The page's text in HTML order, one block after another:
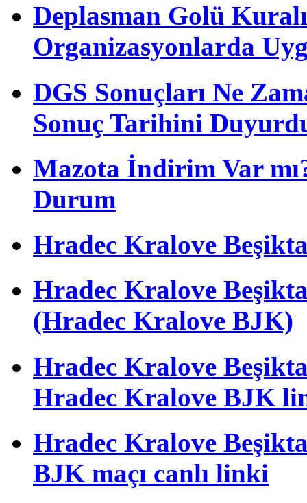
Deplasman Golü
Organizasyonlarda
DGS Sonuçları Ne
Sonuç Tarihini
Mazota İndirim Var
Durum
Hradec Kralove
Hradec Kralove
(Hradec Kralove BJK)
Hradec Kralove
Hradec Kralove BJK
Hradec Kralove
BJK maçı canlı linki